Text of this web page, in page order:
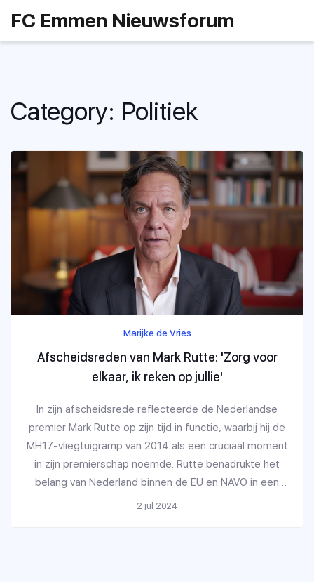
FC Emmen Nieuwsforum
Category: Politiek
Marijke de Vries
Afscheidsreden van Mark Rutte: 'Zorg voor
elkaar, ik reken op jullie'
In zijn afscheidsrede reflecteerde de Nederlandse
premier Mark Rutte op zijn tijd in functie, waarbij hij de
MH17-vliegtuigramp van 2014 als een cruciaal moment
in zijn premierschap noemde. Rutte benadrukte het
belang van Nederland binnen de EU en NAVO in een
onrustige wereld vol dreigingen en sprak over zijn
2 jul 2024